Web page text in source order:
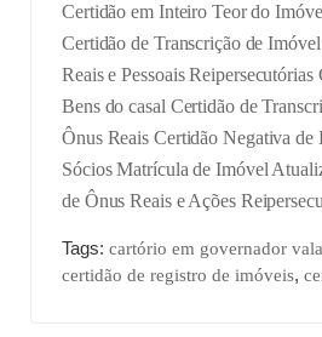
Certidão em Inteiro Teor do
Certidão de Transcrição de Imóvel
Reais e Pessoais Reipersecutórias
Bens do casal Certidão de
Ônus Reais Certidão Negativa de
SóciosMatrícula de Imóvel
de Ônus Reais e Ações
Tags: cartório em governador
certidão de registro de imóveis,